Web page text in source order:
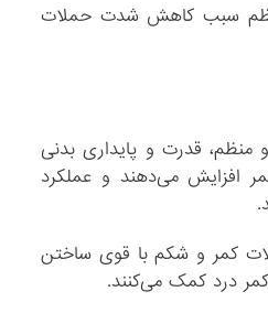
سبب کاهش شدت حملات
قدرت و پایداری بدنی
می‌دهند و عملکرد
کمر و شکم با قوی ساختن
درد کمک می‌کنند.